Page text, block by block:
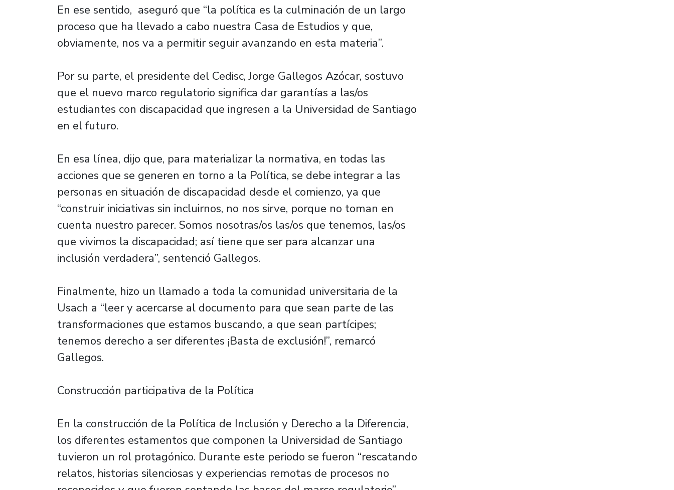
En ese sentido, aseguró que “la política es la culminación de un largo
proceso que ha llevado a cabo nuestra Casa de Estudios y que,
obviamente, nos va a permitir seguir avanzando en esta materia”.
Por su parte, el presidente del Cedisc, Jorge Gallegos Azócar, sostuvo
que el nuevo marco regulatorio significa dar garantías a las/os
estudiantes con discapacidad que ingresen a la Universidad de Santiago
en el futuro.
En esa línea, dijo que, para materializar la normativa, en todas las
acciones que se generen en torno a la Política, se debe integrar a las
personas en situación de discapacidad desde el comienzo, ya que
“construir iniciativas sin incluirnos, no nos sirve, porque no toman en
cuenta nuestro parecer. Somos nosotras/os las/os que tenemos, las/os
que vivimos la discapacidad; así tiene que ser para alcanzar una
inclusión verdadera”, sentenció Gallegos.
Finalmente, hizo un llamado a toda la comunidad universitaria de la
Usach a “leer y acercarse al documento para que sean parte de las
transformaciones que estamos buscando, a que sean partícipes;
tenemos derecho a ser diferentes ¡Basta de exclusión!”, remarcó
Gallegos.
Construcción participativa de la Política
En la construcción de la Política de Inclusión y Derecho a la Diferencia,
los diferentes estamentos que componen la Universidad de Santiago
tuvieron un rol protagónico. Durante este periodo se fueron “rescatando
relatos, historias silenciosas y experiencias remotas de procesos no